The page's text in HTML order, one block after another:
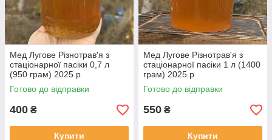
Мед Лугове Різнотрав'я з
стаціонарної пасіки 0,7 л
(950 грам) 2025 р
Готово до відправки
400 ₴
Купити
Мед Лугове Різнотрав'я з
стаціонарної пасіки 1 л (1400
грам) 2025 р
Готово до відправки
550 ₴
Купити